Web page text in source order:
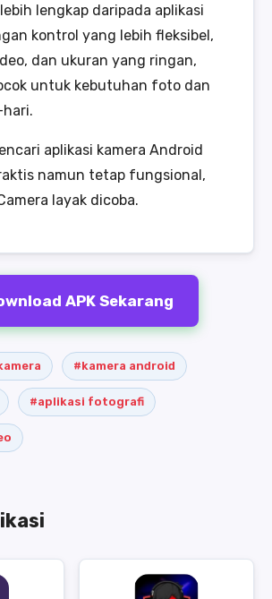
lengkap daripada aplikasi
kontrol yang lebih fleksibel,
dan ukuran yang ringan,
untuk kebutuhan foto dan
aplikasi kamera Android
namun tetap fungsional,
layak dicoba.
APK Sekarang
#kamera android
#aplikasi fotografi